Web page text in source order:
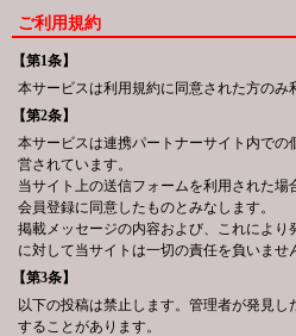
ご利用規約
【第1条】
本サービスは利用規約に同意された方のみ
【第2条】
本サービスは連携パートナーサイト内での
営されています。
当サイト上の送信フォームを利用された
会員登録に同意したものとみなします。
掲載メッセージの内容および、これによ
に対して当サイトは一切の責任を負いませ
【第3条】
以下の投稿は禁止します。管理者が発見
することがあります。